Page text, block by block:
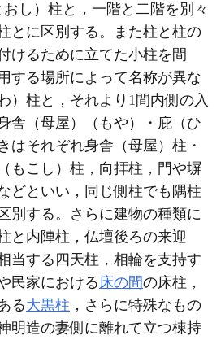
し）柱と，一階と二階を別々
とに区別する。また柱と柱の
けるために立てた小柱を間
する場所によって名称が異な
）柱と，それより1間内側の入
舎（母屋）（もや）・庇（ひ
はそれぞれ身舎（母屋）柱・
もこし）柱，向拝柱，門や塀
どといい，同じ側柱でも隅柱
別する。さらに建物の種類に
と内陣柱，仏壇後ろの来迎
当する四天柱，相輪を支持す
民家における 床の間の床柱，
る大黒柱 ，さらに特殊なもの
明造の妻側に離れて立つ棟持